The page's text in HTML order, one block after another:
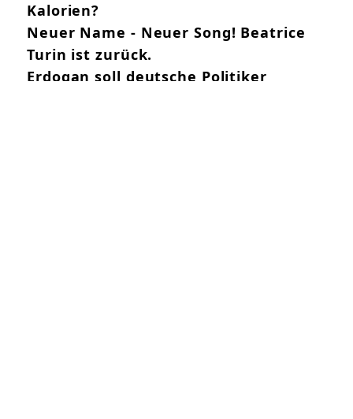
Kalorien?
Neuer Name - Neuer Song! Beatrice
Turin ist zurück.
Erdogan soll deutsche Politiker